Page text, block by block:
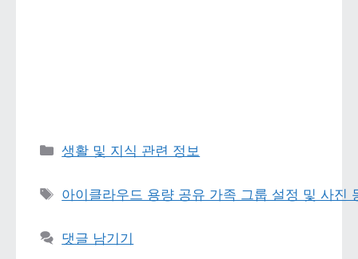
카테고리
생활 및 지식 관련 정보
태그
아이클라우드 용량 공유 가족 그룹 설정 및 사진
댓글 남기기